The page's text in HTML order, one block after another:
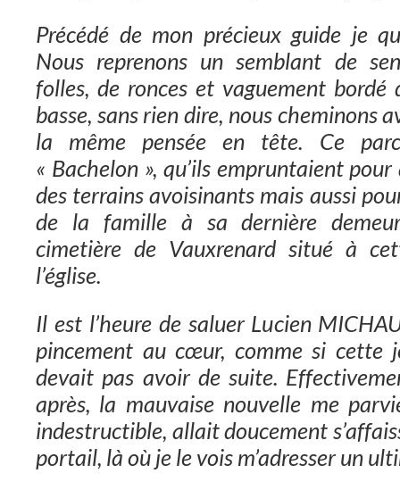
Précédé de mon précieux guide je
Nous reprenons un semblant de
folles, de ronces et vaguement bordé
basse, sans rien dire, nous cheminons
la même pensée en tête. Ce
« Bachelon », qu’ils empruntaient
des terrains avoisinants mais aussi
de la famille à sa dernière
cimetière de Vauxrenard situé à
l’église.
Il est l’heure de saluer Lucien
pincement au cœur, comme si cette
devait pas avoir de suite.
après, la mauvaise nouvelle me
indestructible, allait doucement
portail, là où je le vois m’adresser un